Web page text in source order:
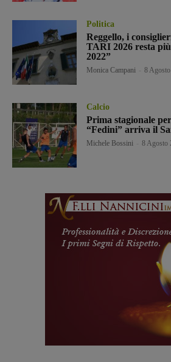
Politica
Reggello, i
TARI 2026 resta
2022”
Monica Campani 8
Calcio
Prima stagionale
“Fedini” arriva il
Michele Bossini 8 Agosto